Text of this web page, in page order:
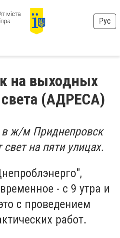
Рус
на выходных
света (АДРЕСА)
в ж/м Приднепровск
на пяти улицах.
- с 9 утра и
с проведением
работ.